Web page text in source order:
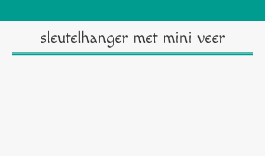
sleutelhanger met mini veer